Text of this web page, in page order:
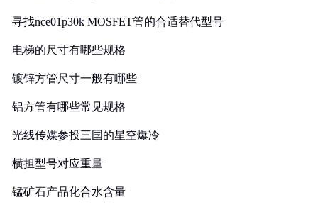
寻找nce01p30k MOSFET管的合适替代型号
电梯的尺寸有哪些规格
镀锌方管尺寸一般有哪些
铝方管有哪些常见规格
光线传媒参投三国的星空爆冷
横担型号对应重量
锰矿石产品化合水含量